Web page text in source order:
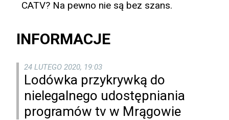
CATV? Na pewno nie są bez szans.
INFORMACJE
24 LUTEGO 2020, 19:03
Lodówka przykrywką do
nielegalnego udostępniania
programów tv w Mrągowie